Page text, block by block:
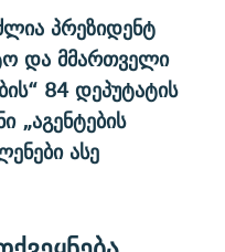
პრეზიდენტ
და მმართველი
84 დეპუტატის
„აგენტების
ასე